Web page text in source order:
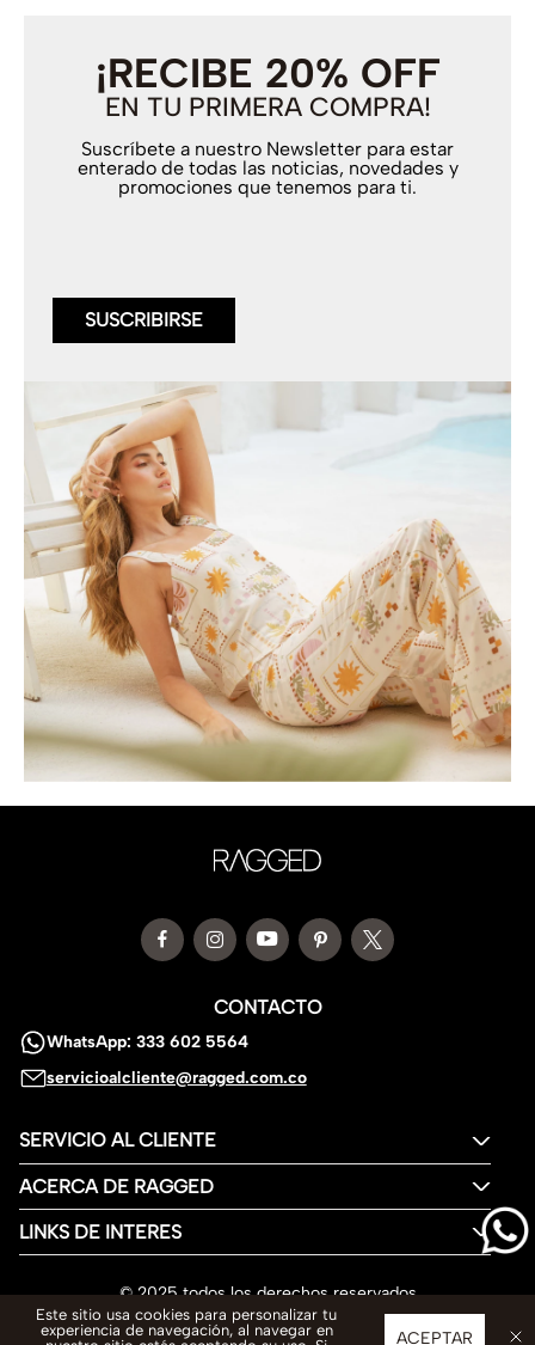
¡RECIBE 20% OFF
EN TU PRIMERA COMPRA!
Suscríbete a nuestro Newsletter para estar
enterado de todas las noticias, novedades y
promociones que tenemos para ti.
SUSCRIBIRSE
CONTACTO
WhatsApp: 333 602 5564
servicioalcliente@ragged.com.co
SERVICIO AL CLIENTE
ACERCA DE RAGGED
LINKS DE INTERES
© 2025 todos los derechos reservados
ACEPTAR
Este sitio usa cookies para personalizar tu
experiencia de navegación, al navegar en